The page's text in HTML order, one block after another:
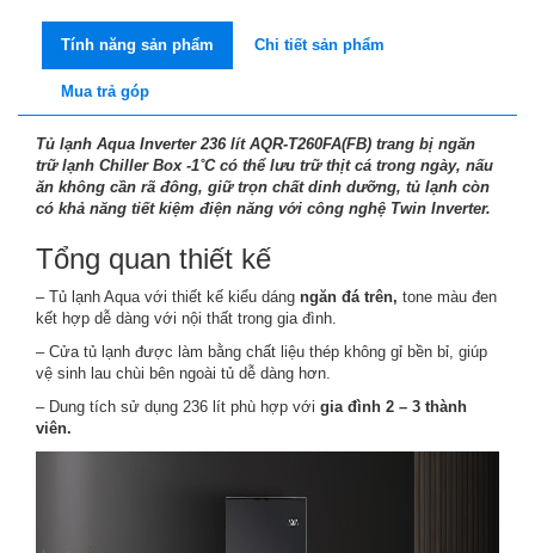
Tính năng sản phẩm Chi tiết sản phẩm
Mua trả góp
Tủ lạnh Aqua Inverter 236 lít AQR-T260FA(FB) trang bị ngăn
trữ lạnh Chiller Box -1˚C có thể lưu trữ thịt cá trong ngày, nấu
ăn không cần rã đông, giữ trọn chất dinh dưỡng, tủ lạnh còn
có khả năng tiết kiệm điện năng với công nghệ Twin Inverter.
Tổng quan thiết kế
– Tủ lạnh Aqua với thiết kế kiểu dáng ngăn đá trên, tone màu đen
kết hợp dễ dàng với nội thất trong gia đình.
– Cửa tủ lạnh được làm bằng chất liệu thép không gỉ bền bỉ, giúp
vệ sinh lau chùi bên ngoài tủ dễ dàng hơn.
– Dung tích sử dụng 236 lít phù hợp với gia đình 2 – 3 thành
viên.